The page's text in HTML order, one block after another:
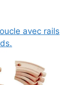
avec rails